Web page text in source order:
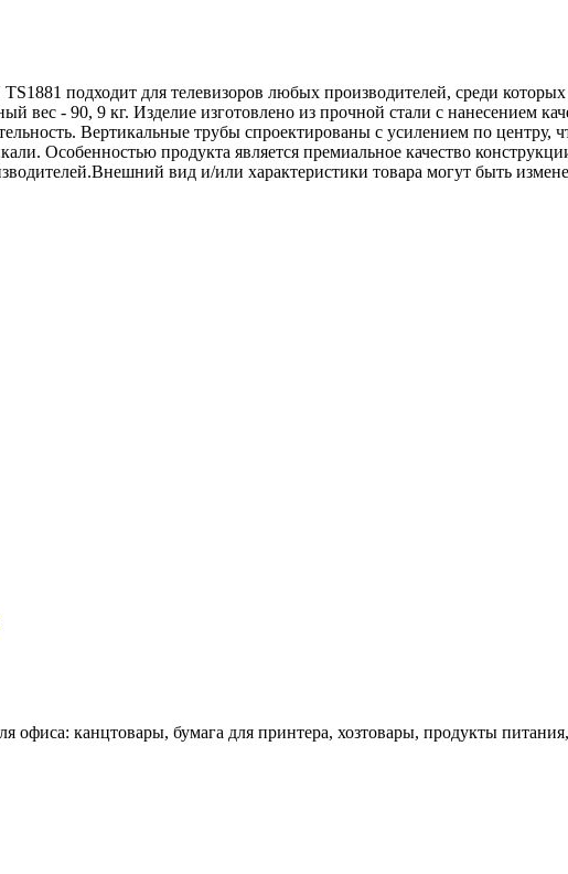
подходит для телевизоров любых производителей, среди
вес - 90, 9 кг. Изделие изготовлено из прочной стали с нанесением
Вертикальные трубы спроектированы с усилением по
Особенностью продукта является премиальное качество
вид и/или характеристики товара могут быть
офиса: канцтовары, бумага для принтера, хозтовары, продукты